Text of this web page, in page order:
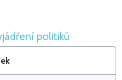
politiků